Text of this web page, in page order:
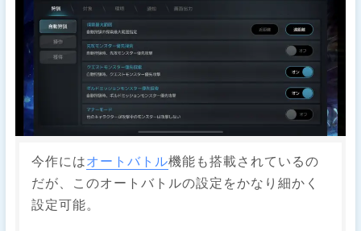
今作にはオートバトル機能も搭載されているの
だが、このオートバトルの設定をかなり細かく
設定可能。